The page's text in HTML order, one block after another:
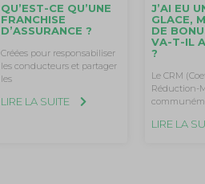
QU’EST-CE QU’UNE
FRANCHISE
D’ASSURANCE ?
Créées pour responsabiliser
les conducteurs et partager
les
LIRE LA SUITE
J’AI EU
GLACE,
DE
VA-T-IL
?
Le CRM
Réduction-
LIRE LA